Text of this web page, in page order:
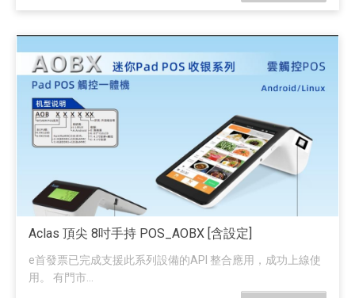
Aclas 頂尖 8吋手持 POS_AOBX [含設定]
e首發票已完成支援此系列設備的API 整合應用，成功上線使
用。 有門市...